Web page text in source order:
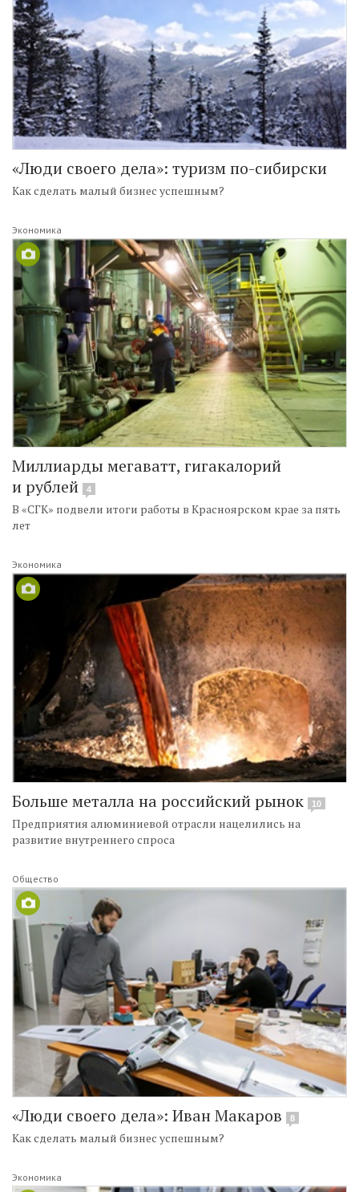
«Люди своего дела»: туризм по-сибирски
Как сделать малый бизнес успешным?
Экономика
Миллиарды мегаватт, гигакалорий
и рублей
4
В «СГК» подвели итоги работы в Красноярском крае за пять
лет
Экономика
Больше металла на российский рынок 10
Предприятия алюминиевой отрасли нацелились на
развитие внутреннего спроса
Общество
«Люди своего дела»: Иван Макаров 8
Как сделать малый бизнес успешным?
Экономика